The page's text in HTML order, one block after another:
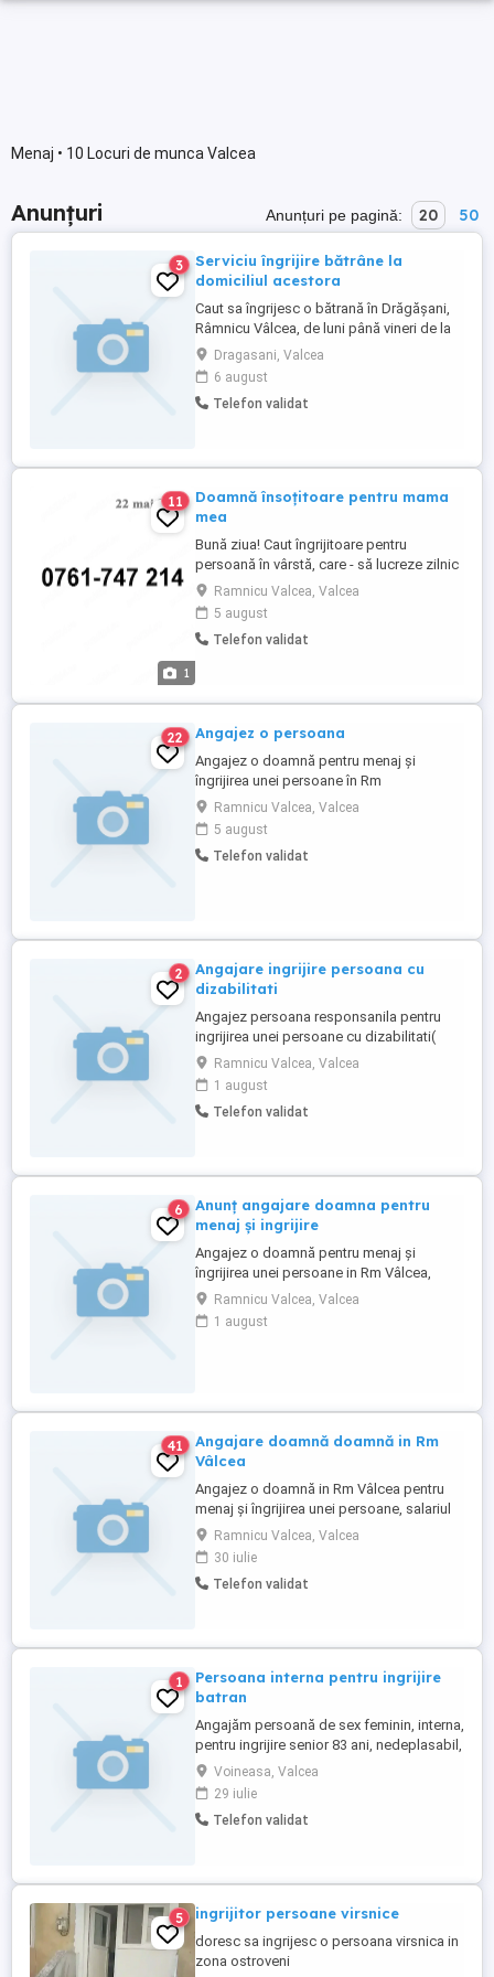
Menaj • 10 Locuri de munca Valcea
Anunțuri Anunțuri pe pagină: 20 50
3
Serviciu îngrijire bătrâne la
domiciliul acestora
Caut sa îngrijesc o bătrană în Drăgășani,
Râmnicu Vâlcea, de luni până vineri de la
08:00-16:00 sau permanent la domiciliul
acestora,cu zile libere.
Dragasani, Valcea
6 august
Telefon validat
1
11
Doamnă însoțitoare pentru mama
mea
Bună ziua! Caut îngrijitoare pentru
persoană în vârstă, care - să lucreze zilnic
de la ora 7 la 19, cu weekend-uri libere.
Salariu este de 2500 de lei lunar. sau - să
lucreze intern permanent cu salariu de
4500 lei lunar. Oraș Rm.Vâlcea, zona Nord.
Ramnicu Valcea, Valcea
5 august
Telefon validat
22 Angajez o persoana
Angajez o doamnă pentru menaj și
îngrijirea unei persoane în Rm
Vâlcea,program intern,salariul 2000 lei
lună ,rog seriozitate
Ramnicu Valcea, Valcea
5 august
Telefon validat
2
Angajare ingrijire persoana cu
dizabilitati
Angajez persoana responsanila pentru
ingrijirea unei persoane cu dizabilitati(
carucior) la domiciliul acesteia, de luni
pana vineri, 8.00- 16.00.Ofer salariul minim
pe economie.Rog seriozitate.
Ramnicu Valcea, Valcea
1 august
Telefon validat
6
Anunț angajare doamna pentru
menaj și ingrijire
Angajez o doamnă pentru menaj și
îngrijirea unei persoane in Rm Vâlcea,
program intern,salariul 2400 RON lună
Ramnicu Valcea, Valcea
1 august
41
Angajare doamnă doamnă in Rm
Vâlcea
Angajez o doamnă in Rm Vâlcea pentru
menaj și îngrijirea unei persoane, salariul
2400ron lună
Ramnicu Valcea, Valcea
30 iulie
Telefon validat
1
Persoana interna pentru ingrijire
batran
Angajăm persoană de sex feminin, interna,
pentru ingrijire senior 83 ani, nedeplasabil,
fara boli contagioase. Locația Voineasa-
Vâlcea se oferă camera separata cu toate
dotările și salariu atractiv.
Voineasa, Valcea
29 iulie
Telefon validat
5 ingrijitor persoane virsnice
doresc sa ingrijesc o persoana virsnica in
zona ostroveni